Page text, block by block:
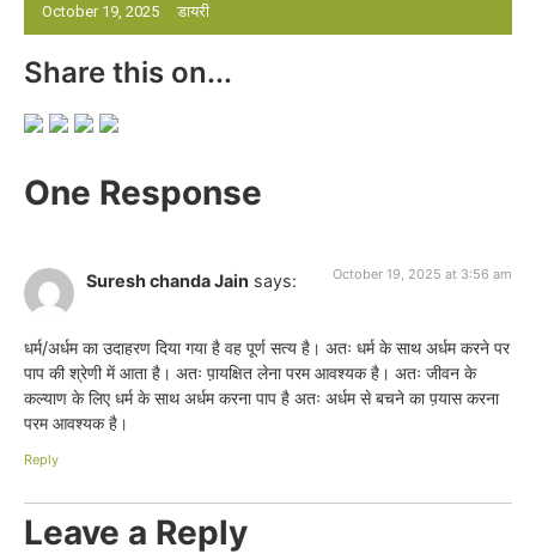
October 19, 2025 डायरी
Share this on...
One Response
Suresh chanda Jain says: October 19, 2025 at 3:56 am
धर्म/अर्धम का उदाहरण दिया गया है वह पूर्ण सत्य है। अतः धर्म के साथ अर्धम करने पर
पाप की श्रेणी में आता है। अतः प़ायक्षित लेना परम आवश्यक है। अतः जीवन के
कल्याण के लिए धर्म के साथ अर्धम करना पाप है अतः अर्धम से बचने का प़यास करना
परम आवश्यक है।
Reply
Leave a Reply